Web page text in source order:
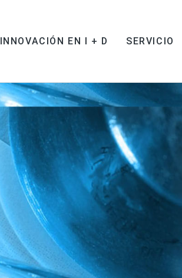
INNOVACIÓN EN I + D SERVICIO